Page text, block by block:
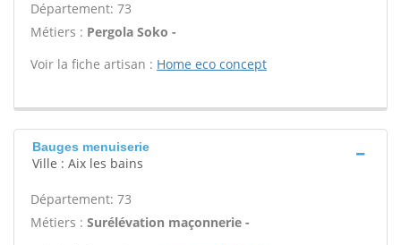
Département: 73
Métiers : Pergola Soko -
Voir la fiche artisan : Home eco concept
Bauges menuiserie
Ville : Aix les bains
Département: 73
Métiers : Surélévation maçonnerie -